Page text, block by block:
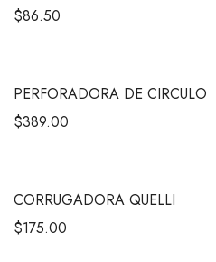
$86.50
PERFORADORA DE CIRCULO
$389.00
CORRUGADORA QUELLI
$175.00